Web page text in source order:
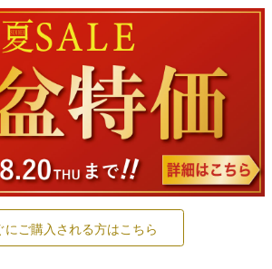
にご購入される方はこちら